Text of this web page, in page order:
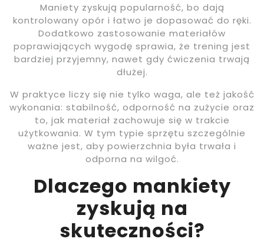
Maniety zyskują popularność, bo dają
kontrolowany opór i łatwo je dopasować do ręki.
Dodatkowo zastosowanie materiałów
poprawiających wygodę sprawia, że trening jest
bardziej przyjemny, nawet gdy ćwiczenia trwają
dłużej.
W praktyce liczy się nie tylko waga, ale też jakość
wykonania: stabilność, odporność na zużycie oraz
to, jak materiał zachowuje się w trakcie
użytkowania. W tym typie sprzętu szczególnie
ważne jest, aby powierzchnia była trwała i
odporna na wilgoć.
Dlaczego mankiety
zyskują na
skuteczności?